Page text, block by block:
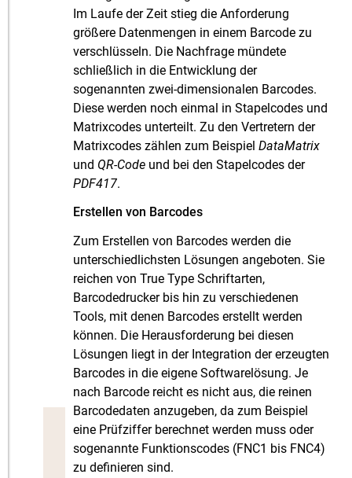
Im Laufe der Zeit stieg die Anforderung
größere Datenmengen in einem Barcode zu
verschlüsseln. Die Nachfrage mündete
schließlich in die Entwicklung der
sogenannten zwei-dimensionalen Barcodes.
Diese werden noch einmal in Stapelcodes und
Matrixcodes unterteilt. Zu den Vertretern der
Matrixcodes zählen zum BeispielDataMatrix
und QR-Code und bei den Stapelcodes der
PDF417.
Erstellen von Barcodes
Zum Erstellen von Barcodes werden die
unterschiedlichsten Lösungen angeboten. Sie
reichen von True Type Schriftarten,
Barcodedrucker bis hin zu verschiedenen
Tools, mit denen Barcodes erstellt werden
können. Die Herausforderung bei diesen
Lösungen liegt in der Integration der erzeugten
Barcodes in die eigene Softwarelösung. Je
nach Barcode reicht es nicht aus, die reinen
Barcodedaten anzugeben, da zum Beispiel
eine Prüfziffer berechnet werden muss oder
sogenannte Funktionscodes (FNC1 bis FNC4)
zu definieren sind.